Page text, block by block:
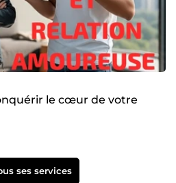
le cœur de votre
ses services